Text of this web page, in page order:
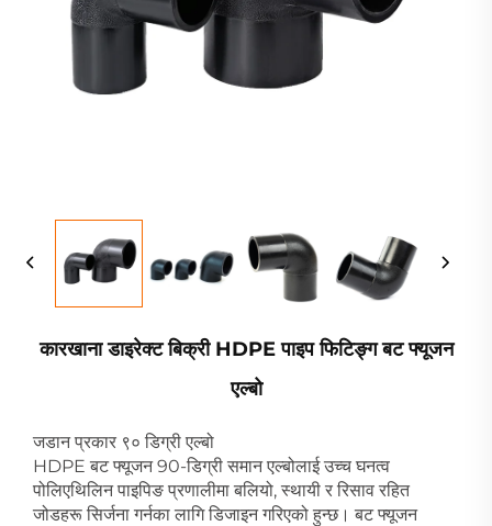
कारखाना डाइरेक्ट बिक्री HDPE पाइप फिटिङ्ग बट फ्यूजन
एल्बो
जडान प्रकार ९० डिग्री एल्बो
HDPE बट फ्यूजन 90-डिग्री समान एल्बोलाई उच्च घनत्व
पोलिएथिलिन पाइपिङ प्रणालीमा बलियो, स्थायी र रिसाव रहित
जोडहरू सिर्जना गर्नका लागि डिजाइन गरिएको हुन्छ। बट फ्यूजन